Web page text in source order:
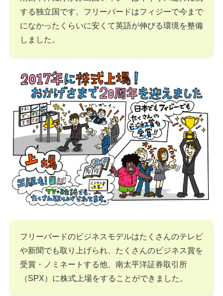
する独立国です。フリーバードはフィジーで今まで
になかったくらいに安くて英語が伸びる環境を整備
しました。
フリーバードのビジネスモデルはたくさんのテレビ
や新聞でも取り上げられ、たくさんのビジネス賞を
受賞・ノミネートする他、南太平洋証券取引所
（SPX）に株式上場をすることができました。